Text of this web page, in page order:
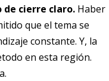
cierre claro. Haber
que el tema se
constante. Y, la
en esta región.